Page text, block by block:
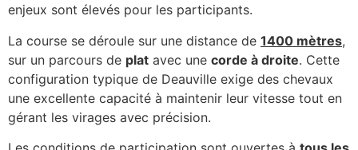
enjeux sont élevés pour les participants.
La course se déroule sur une distance de 1400 mètres,
sur un parcours de plat avec une corde à droite. Cette
configuration typique de Deauville exige des chevaux
une excellente capacité à maintenir leur vitesse tout en
gérant les virages avec précision.